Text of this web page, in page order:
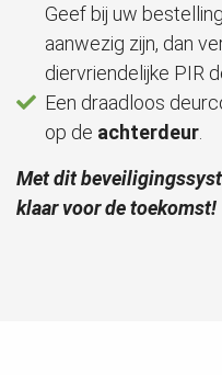
Geef bij uw
aanwezig zijn, dan
diervriendelijke PIR
Een draadloos
op de achterdeur
Met dit
klaar voor de toekomst!